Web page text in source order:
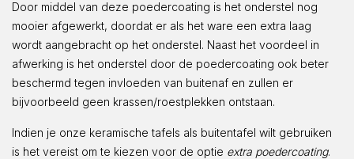
Door middel van deze poedercoating is het onderstel nog
mooier afgewerkt, doordat er als het ware een extra laag
wordt aangebracht op het onderstel. Naast het voordeel in
afwerking is het onderstel door de poedercoating ook beter
beschermd tegen invloeden van buitenaf en zullen er
bijvoorbeeld geen krassen/roestplekken ontstaan.
Indien je onze keramische tafels als buitentafel wilt gebruiken
is het vereist om te kiezen voor de optie extra poedercoating.